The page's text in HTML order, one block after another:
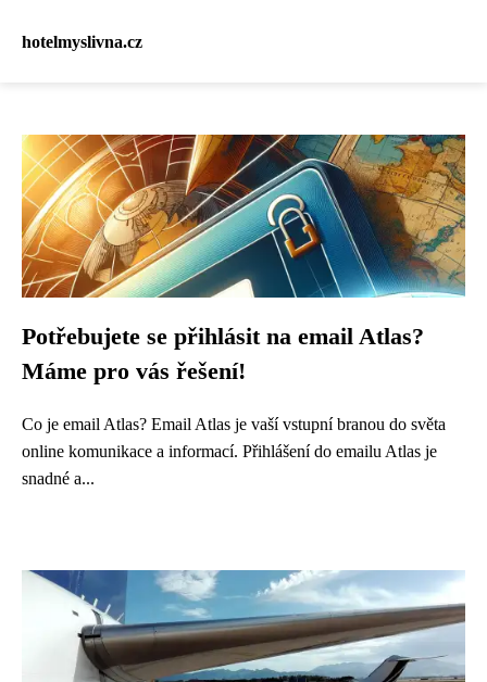
hotelmyslivna.cz
Potřebujete se přihlásit na email Atlas?
Máme pro vás řešení!
Co je email Atlas? Email Atlas je vaší vstupní branou do světa
online komunikace a informací. Přihlášení do emailu Atlas je
snadné a...